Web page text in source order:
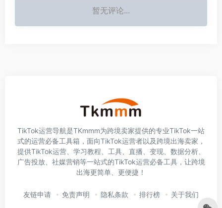
暂无评论...
TikTok运营导航是TKmmm为跨境卖家提供的专业TikTok一站
式的运营必备工具箱，面向TikTok运营者以及跨境出海卖家，
提供TikTok运营、学习教程、工具、直播、变现、数据分析、
广告投放、社媒营销等一站式的TikTok运营必备工具，让跨境
出海更简单、更便捷！
友链申请 免责声明 隐私条款 排行榜 关于我们